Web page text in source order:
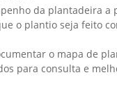
nos kits de
pelo controle,
da plantadeira a
o plantio seja feito